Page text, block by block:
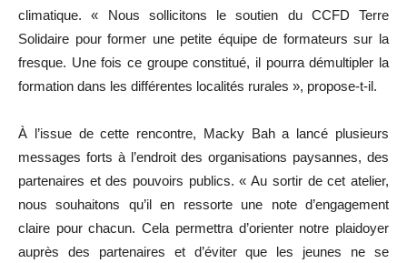
climatique. « Nous sollicitons le soutien du CCFD Terre
Solidaire pour former une petite équipe de formateurs sur la
fresque. Une fois ce groupe constitué, il pourra démultipler la
formation dans les différentes localités rurales », propose-t-il.
À l’issue de cette rencontre, Macky Bah a lancé plusieurs
messages forts à l’endroit des organisations paysannes, des
partenaires et des pouvoirs publics. « Au sortir de cet atelier,
nous souhaitons qu’il en ressorte une note d’engagement
claire pour chacun. Cela permettra d’orienter notre plaidoyer
auprès des partenaires et d’éviter que les jeunes ne se